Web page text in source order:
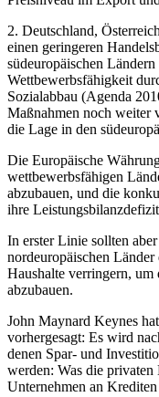
2. Deutschland,
einen geringeren
südeuropäischen
Wettbewerbsfähigkeit
Sozialabbau (Agenda
Maßnahmen noch weiter
die Lage in den
Die Europäische
wettbewerbsfähigen
abzubauen, und die
ihre
In erster Linie sollten
nordeuropäischen
Haushalte verringern,
abzubauen.
John Maynard Keynes
vorhergesagt: Es wird
denen Spar- und
werden: Was die privaten
Unternehmen an